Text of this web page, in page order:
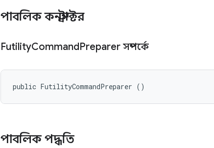
পাবলিক কনস্ট্রাক্টর
FutilityCommandPreparer সম্পর্কে
public FutilityCommandPreparer ()
পাবলিক পদ্ধতি